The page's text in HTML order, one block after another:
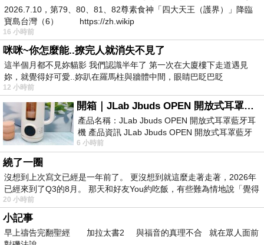
2026.7.10，第79、80、81、82尊素食神「四大天王（護界）」降臨
寶島台灣（6） https://zh.wikip
16 小時前
咪咪~你怎麼能..撩完人就消失不見了
這半個月都不見妳貓影 我們認識半年了 第一次在大廈樓下走道遇見
妳，就覺得好可愛..妳趴在羅馬柱與牆體中間，眼睛巴眨巴眨
12 小時前
開箱｜JLab Jbuds OPEN 開放式耳罩藍牙耳機 - 設計美學，輕巧、透氣、環境音全物理達成！
產品名稱：JLab Jbuds OPEN 開放式耳罩藍牙耳
機 產品資訊 JLab Jbuds OPEN 開放式耳罩藍牙
耳機評語：非常有特色，值得喜愛美型工
6 小時前
繞了一圈
沒想到上次寫文已經是一年前了。 更沒想到就這麼走著走著，2026年
已經來到了Q3的8月。 那天和好友You約吃飯，有些難為情地說「覺得
20 小時前
小記事
早上禱告完翻聖經 加拉太書2 與福音的真理不合 就在眾人面前